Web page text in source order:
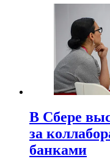
В Сбере
за
банками